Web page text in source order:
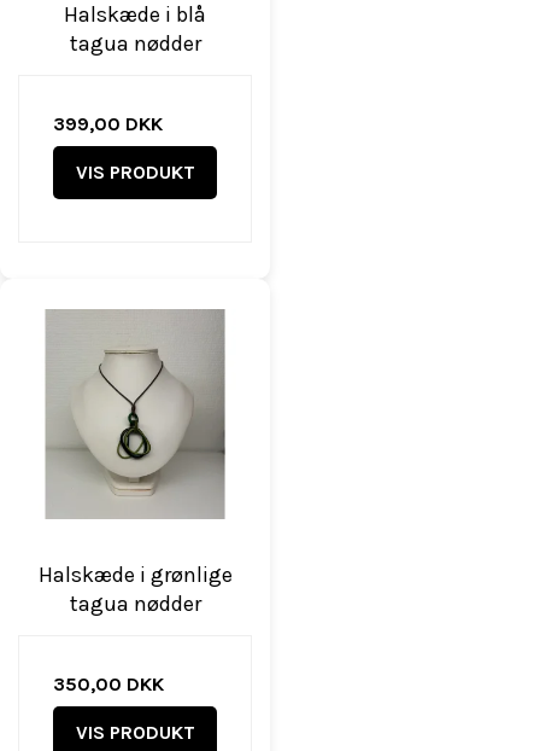
Halskæde i blå
tagua nødder
399,00 DKK
VIS PRODUKT
Halskæde i grønlige
tagua nødder
350,00 DKK
VIS PRODUKT